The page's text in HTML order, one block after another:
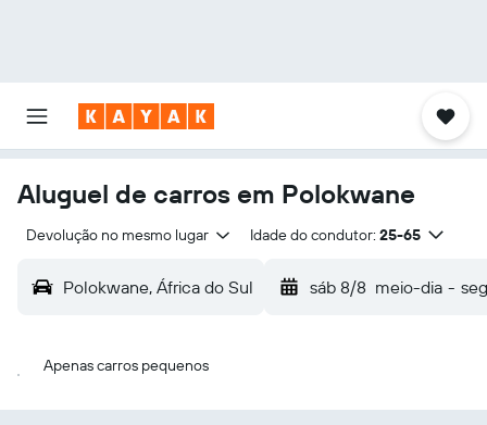
Aluguel de carros em Polokwane
Devolução no mesmo lugar Idade do condutor: 25-65
Polokwane, África do Sul sáb 8/8 meio-dia -
Apenas carros pequenos